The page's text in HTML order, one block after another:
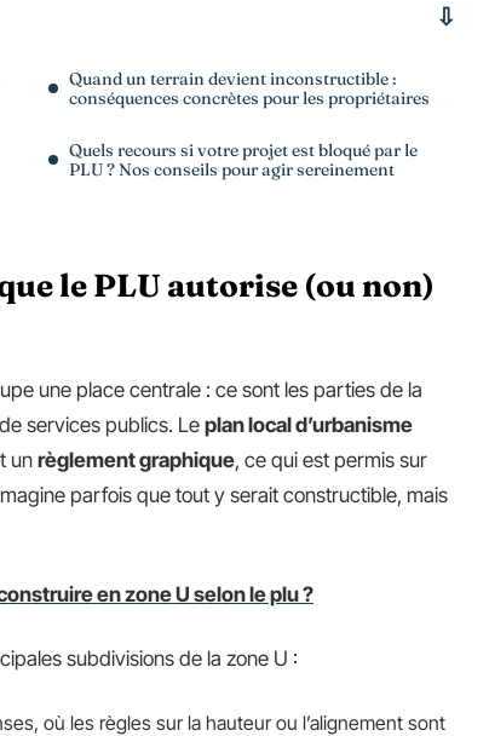
Quand un terrain devient inconstructible :
conséquences concrètes pour les propriétaires
Quels recours si votre projet est bloqué par le
PLU ? Nos conseils pour agir sereinement
le PLU autorise (ou non)
une place centrale : ce sont les parties de la
services publics. Leplan local d’urbanisme
un règlement graphique, ce qui est permis sur
parfois que tout y serait constructible, mais
en zone U selon le plu ?
subdivisions de la zone U :
où les règles sur la hauteur ou l’alignement sont